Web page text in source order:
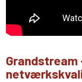
Grandstream